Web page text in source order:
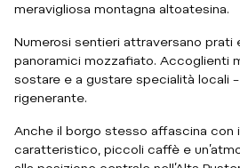
meravigliosa montagna altoatesina.
Numerosi sentieri attraversano prati
panoramici mozzafiato. Accoglienti
sostare e a gustare specialità locali
rigenerante.
Anche il borgo stesso affascina con
caratteristico, piccoli caffè e